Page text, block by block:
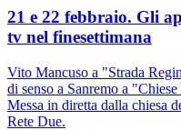
21 e 22 febbraio. Gli
tv nel finesettimana
Vito Mancuso a "Strada
di senso a Sanremo a
Messa in diretta dalla chiesa
Rete Due.